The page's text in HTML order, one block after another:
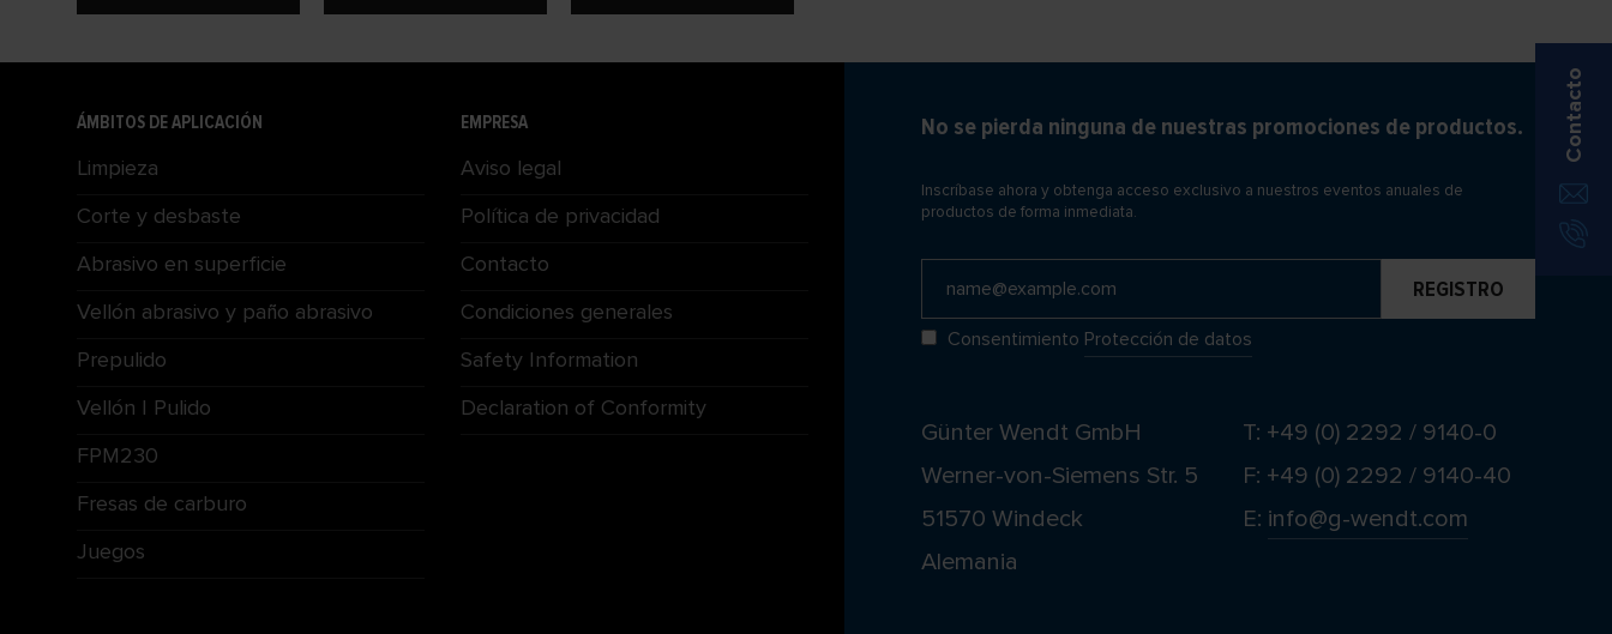
ÁMBITOS DE APLICACIÓN
Limpieza
Corte y desbaste
Abrasivo en superficie
Vellón abrasivo y paño abrasivo
Prepulido
Vellón | Pulido
FPM230
Fresas de carburo
Juegos
EMPRESA
Aviso legal
Política de privacidad
Contacto
Condiciones generales
Safety Information
Declaration of Conformity
No se pierda ninguna de nuestras promociones de productos.
Inscríbase ahora y obtenga acceso exclusivo a nuestros eventos anuales de
productos de forma inmediata.
Consentimiento Protección de datos
Günter Wendt GmbH
Werner-von-Siemens Str. 5
51570 Windeck
Alemania
T: +49 (0) 2292 / 9140-0
F: +49 (0) 2292 / 9140-40
E: info@g-wendt.com
Contacto